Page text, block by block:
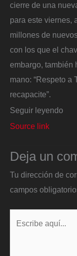
cierre de una
para este viernes,
millones de
con los que el
embargo, también
mano: “Respeto a
recapacite”.
Seguir leyendo
Source link
Deja un
Tu dirección de
campos